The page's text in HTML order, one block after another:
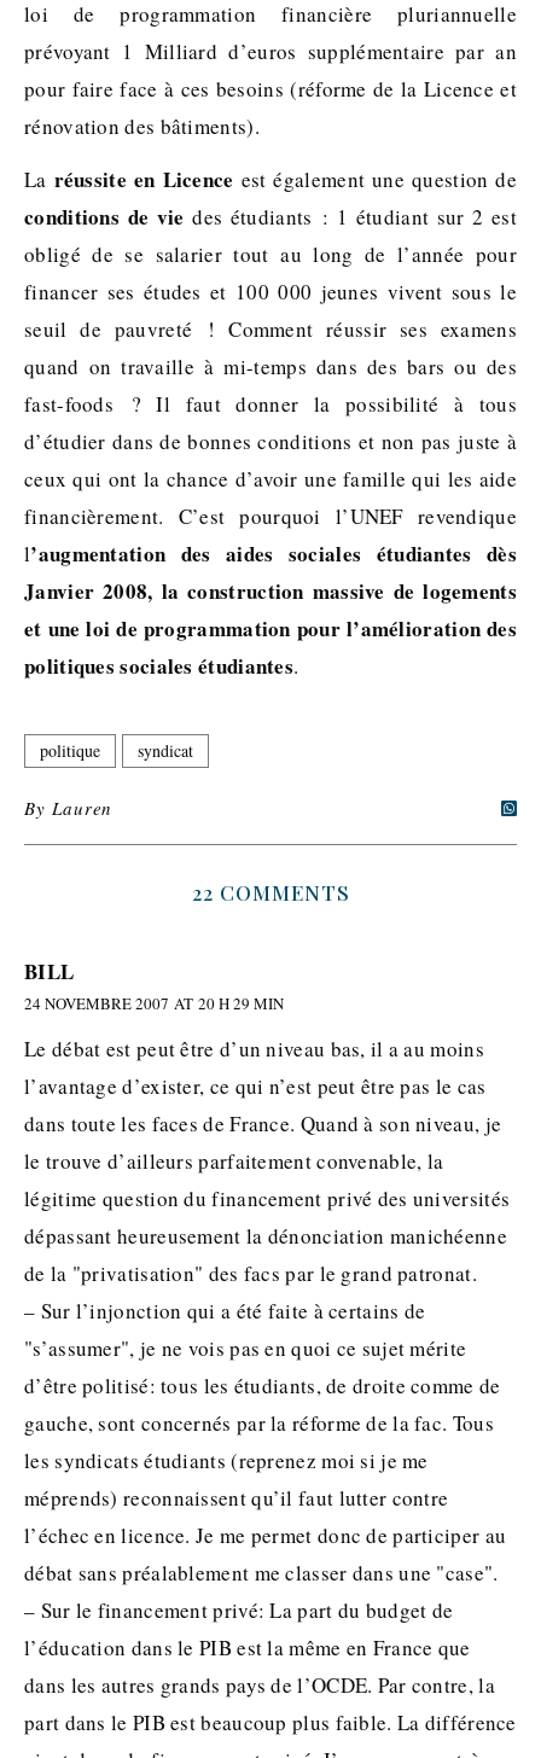
loi de programmation financière pluriannuelle
prévoyant 1 Milliard d’euros supplémentaire par an
pour faire face à ces besoins (réforme de la Licence et
rénovation des bâtiments).
La réussite en Licence est également une question de
conditions de vie des étudiants : 1 étudiant sur 2 est
obligé de se salarier tout au long de l’année pour
financer ses études et 100 000 jeunes vivent sous le
seuil de pauvreté ! Comment réussir ses examens
quand on travaille à mi-temps dans des bars ou des
fast-foods ? Il faut donner la possibilité à tous
d’étudier dans de bonnes conditions et non pas juste à
ceux qui ont la chance d’avoir une famille qui les aide
financièrement. C’est pourquoi l’UNEF revendique
l’augmentation des aides sociales étudiantes dès
Janvier 2008, la construction massive de logements
et une loi de programmation pour l’amélioration des
politiques sociales étudiantes.
politique syndicat
ByLauren
22 COMMENTS
BILL
24 NOVEMBRE 2007 AT 20 H 29 MIN
Le débat est peut être d’un niveau bas, il a au moins
l’avantage d’exister, ce qui n’est peut être pas le cas
dans toute les faces de France. Quand à son niveau, je
le trouve d’ailleurs parfaitement convenable, la
légitime question du financement privé des universités
dépassant heureusement la dénonciation manichéenne
de la "privatisation" des facs par le grand patronat.
– Sur l’injonction qui a été faite à certains de
"s’assumer", je ne vois pas en quoi ce sujet mérite
d’être politisé: tous les étudiants, de droite comme de
gauche, sont concernés par la réforme de la fac. Tous
les syndicats étudiants (reprenez moi si je me
méprends) reconnaissent qu’il faut lutter contre
l’échec en licence. Je me permet donc de participer au
débat sans préalablement me classer dans une "case".
– Sur le financement privé: La part du budget de
l’éducation dans le PIB est la même en France que
dans les autres grands pays de l’OCDE. Par contre, la
part dans le PIB est beaucoup plus faible. La différence